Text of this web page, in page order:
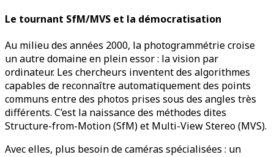
Le tournant SfM/MVS et la démocratisation
Au milieu des années 2000, la photogrammétrie croise
un autre domaine en plein essor : la vision par
ordinateur. Les chercheurs inventent des algorithmes
capables de reconnaître automatiquement des points
communs entre des photos prises sous des angles très
différents. C’est la naissance des méthodes dites
Structure-from-Motion (SfM) et Multi-View Stereo (MVS).
Avec elles, plus besoin de caméras spécialisées : un